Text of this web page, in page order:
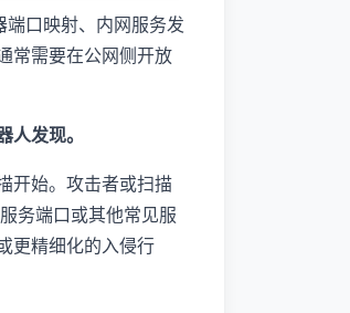
口映射、内网服务发
常需要在公网侧开放
人发现。
开始。攻击者或扫描
务端口或其他常见服
更精细化的入侵行